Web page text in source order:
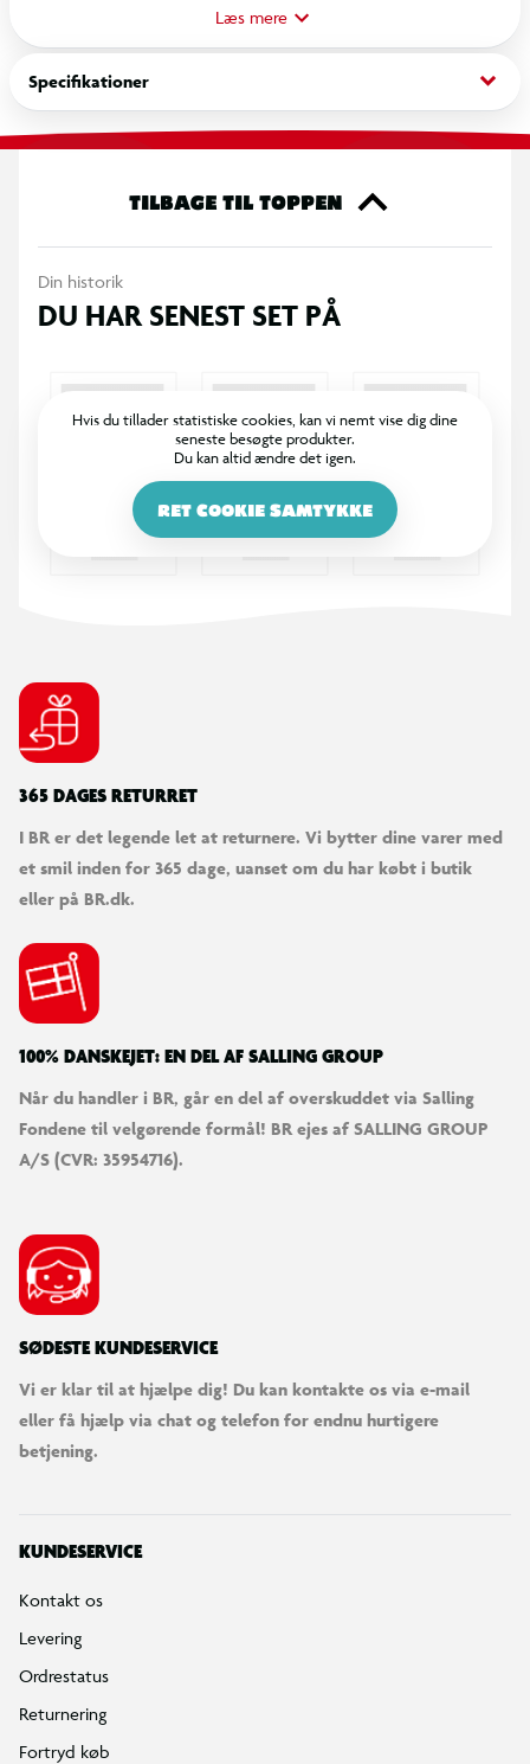
koncentrationsevne og tålmodighed og er en hyggelig
beskæftigelse for hele familien. Puslespillet måler 41 x 27,5 cm.
Læs mere
Specifikationer keyboard_arrow_down
TILBAGE TIL TOPPEN
Din historik
DU HAR SENEST SET PÅ
Hvis du tillader statistiske cookies, kan vi nemt vise dig dine
seneste besøgte produkter.
Du kan altid ændre det igen.
RET COOKIE SAMTYKKE
365 DAGES RETURRET
I BR er det legende let at returnere. Vi bytter dine varer med
et smil inden for 365 dage, uanset om du har købt i butik
eller på BR.dk.
100% DANSKEJET: EN DEL AF SALLING GROUP
Når du handler i BR, går en del af overskuddet via Salling
Fondene til velgørende formål! BR ejes af SALLING GROUP
A/S (CVR: 35954716).
SØDESTE KUNDESERVICE
Vi er klar til at hjælpe dig! Du kan kontakte os via e-mail
eller få hjælp via chat og telefon for endnu hurtigere
betjening.
KUNDESERVICE
Kontakt os
Levering
Ordrestatus
Returnering
Fortryd køb